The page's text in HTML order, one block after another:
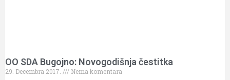
OO SDA Bugojno: Novogodišnja čestitka
29. Decembra 2017.
Nema komentara